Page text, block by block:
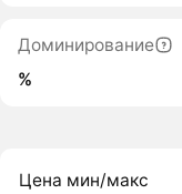
Доминирование
%
Цена мин/макс